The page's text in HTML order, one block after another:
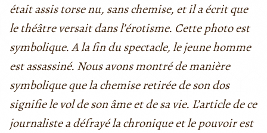
était assis torse nu, sans chemise, et il a écrit que
le théâtre versait dans l’érotisme. Cette photo est
symbolique. A la fin du spectacle, le jeune homme
est assassiné. Nous avons montré de manière
symbolique que la chemise retirée de son dos
signifie le vol de son âme et de sa vie. L’article de ce
journaliste a défrayé la chronique et le pouvoir est